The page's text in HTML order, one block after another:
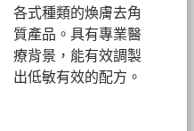
各式種類的煥膚去角
質產品。具有專業醫
療背景，能有效調製
出低敏有效的配方。